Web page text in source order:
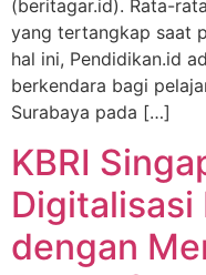
(beritagar.id). Rata-
yang tertangkap saat
hal ini, Pendidikan.id
berkendara bagi
Surabaya pada […]
KBRI
Digitalisasi
dengan